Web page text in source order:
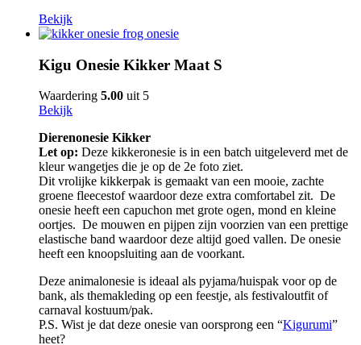
Bekijk
Kigu Onesie Kikker Maat S
Waardering 5.00 uit 5
Bekijk
Dierenonesie Kikker
Let op: Deze kikkeronesie is in een batch uitgeleverd met de
kleur wangetjes die je op de 2e foto ziet.
Dit vrolijke kikkerpak is gemaakt van een mooie, zachte
groene fleecestof waardoor deze extra comfortabel zit. De
onesie heeft een capuchon met grote ogen, mond en kleine
oortjes. De mouwen en pijpen zijn voorzien van een prettige
elastische band waardoor deze altijd goed vallen. De onesie
heeft een knoopsluiting aan de voorkant.
Deze animalonesie is ideaal als pyjama/huispak voor op de
bank, als themakleding op een feestje, als festivaloutfit of
carnaval kostuum/pak.
P.S. Wist je dat deze onesie van oorsprong een “Kigurumi”
heet?